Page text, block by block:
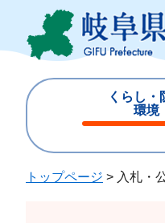
ジ
ュ
くらし・
環境
じ
トップページ > 入札・